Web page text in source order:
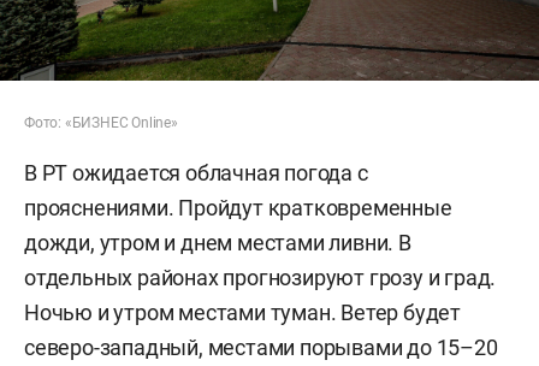
Фото: «БИЗНЕС Online»
В РТ ожидается облачная погода с
прояснениями. Пройдут кратковременные
дожди, утром и днем местами ливни. В
отдельных районах прогнозируют грозу и град.
Ночью и утром местами туман. Ветер будет
северо-западный, местами порывами до 15–20